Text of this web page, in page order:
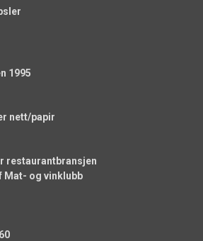
1995
nett/papir
restaurantbransjen
Mat- og vinklubb